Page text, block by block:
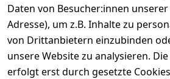
Daten von Besucher:innen unserer
Adresse), um z.B. Inhalte zu
von Drittanbietern einzubinden
unsere Website zu analysieren.
erfolgt erst durch gesetzte
Bei uns findest Du das richtige
2.400 m² bieten wir Dir die beste
Kinderfahrrädern über E-MTBs bis
Lastenfahrrädern und Elektrorollern.